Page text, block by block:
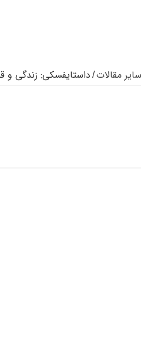
سایر مقالات/ داستایفسکی: زندگی و